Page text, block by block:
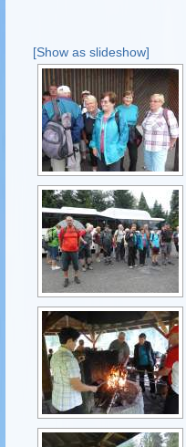
[Show as slideshow]